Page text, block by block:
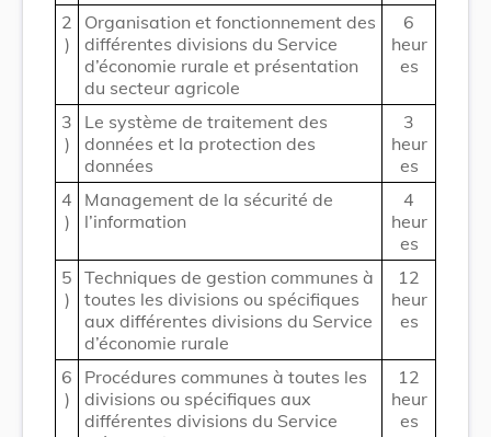
2
)
Organisation et fonctionnement des
différentes divisions du Service
d’économie rurale et présentation
du secteur agricole
6
heur
es
3
)
Le système de traitement des
données et la protection des
données
3
heur
es
4
)
Management de la sécurité de
l’information
4
heur
es
5
)
Techniques de gestion communes à
toutes les divisions ou spécifiques
aux différentes divisions du Service
d’économie rurale
12
heur
es
6
)
Procédures communes à toutes les
divisions ou spécifiques aux
différentes divisions du Service
12
heur
es